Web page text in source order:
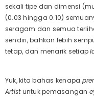
sekali tipe dan dimensi
(0.03 hingga 0.10)
seragam dan semua
sendiri, bahkan lebih
tetap, dan menarik setiap
Yuk, kita bahas kenapa
Artistuntuk pemasangan